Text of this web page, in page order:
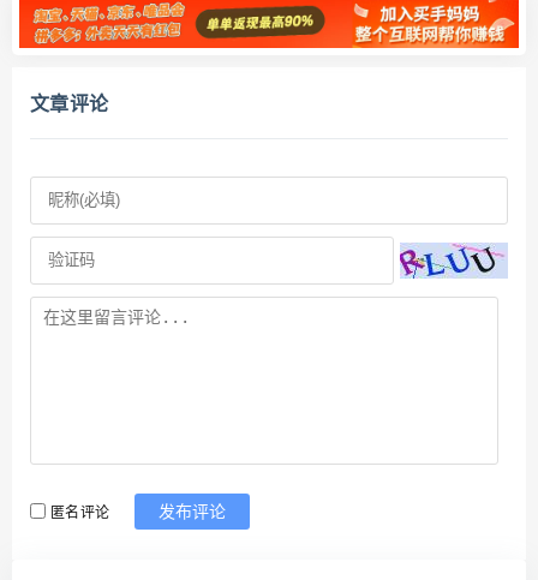
文章评论
匿名评论 发布评论